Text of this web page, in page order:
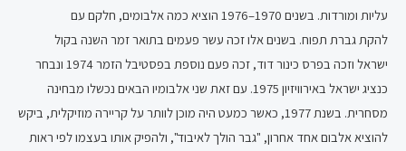
עליות ומורדות. בשנים 1970–1976 הוציא כמה אלבומים, חלקם עם
להקת גברת תפוח. בשנים אלו זכה עשר פעמים בתואר זמר השנה בקול
ישראל וזכה בפרס כינור דוד, זכה פעם נוספת בפסטיבל הזמר 1974 ונבחר
כנציג ישראל באירוויזיון 1975. עם זאת שני אלבומיו הבאים נכשלו מבחינה
מסחרית. בשנת 1977, כאשר כמעט היה מוכן לוותר על קריירה מוזיקלית, ביקש
להוציא אלבום אחד אחרון, "גבר הולך לאיבוד", ולהפיק אותו בעצמו לפי ראות